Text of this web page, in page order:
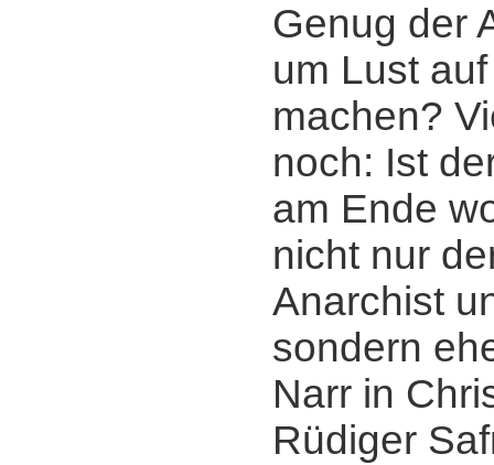
Genug der
um Lust
machen?
noch: Ist
am Ende
nicht nur
Anarchist
sondern
Narr in
Rüdiger